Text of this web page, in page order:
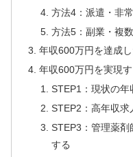
方法4：派遣・非
方法5：副業・複
年収600万円を達成
年収600万円を実現
STEP1：現状の年
STEP2：高年収求
STEP3：管理薬
する